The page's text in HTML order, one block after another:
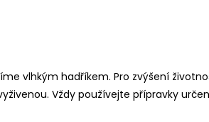
vlhkým hadříkem. Pro zvýšení
Vždy používejte přípravky